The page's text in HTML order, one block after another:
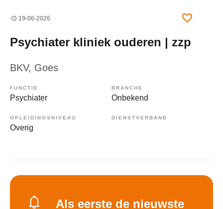
19-06-2026
Psychiater kliniek ouderen | zzp
BKV, Goes
FUNCTIE
Psychiater
BRANCHE
Onbekend
OPLEIDINGSNIVEAU
Overig
DIENSTVERBAND
Als eerste de nieuwste